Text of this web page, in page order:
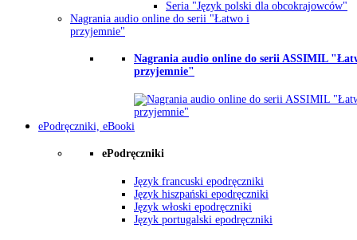
Seria "Język polski dla obcokrajowców"
Nagrania audio online do serii "Łatwo i
przyjemnie"
Nagrania audio online do serii ASSIMIL
przyjemnie"
ePodręczniki, eBooki
ePodręczniki
Język francuski epodręczniki
Język hiszpański epodręczniki
Język włoski epodręczniki
Język portugalski epodręczniki